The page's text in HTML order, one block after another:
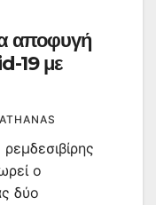
αποφυγή
19 με
ο
δύο